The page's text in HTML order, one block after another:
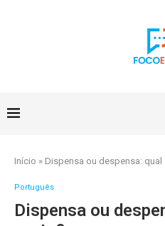
Início » Dispensa ou despensa: qual
Português
Dispensa ou